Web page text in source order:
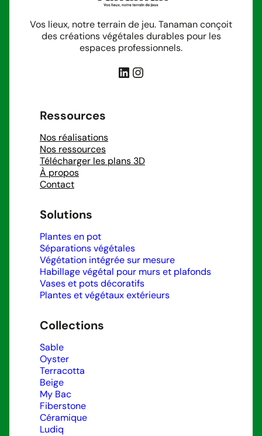
Vos lieux, notre terrain de jeu. Tanaman conçoit
des créations végétales durables pour les
espaces professionnels.
LinkedIn
Instagram
Ressources
Nos réalisations
Nos ressources
Télécharger les plans 3D
À propos
Contact
Solutions
Plantes en pot
Séparations végétales
Végétation intégrée sur mesure
Habillage végétal pour murs et plafonds
Vases et pots décoratifs
Plantes et végétaux extérieurs
Collections
Sable
Oyster
Terracotta
Beige
My Bac
Fiberstone
Céramique
Ludiq